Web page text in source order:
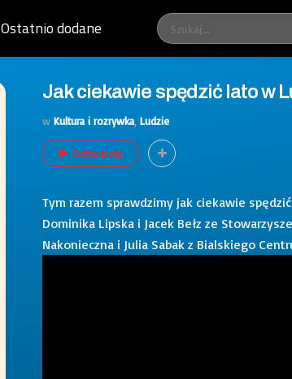
Ostatnio dodane
Jak ciekawie spędzić lato w
w Kultura i rozrywka Ludzie
Odtwarzaj
Tym razem sprawdzimy jak ciekawie
Dominika Lipska i Jacek Bełz ze
Nakonieczna i Julia Sabak z Bialskiego